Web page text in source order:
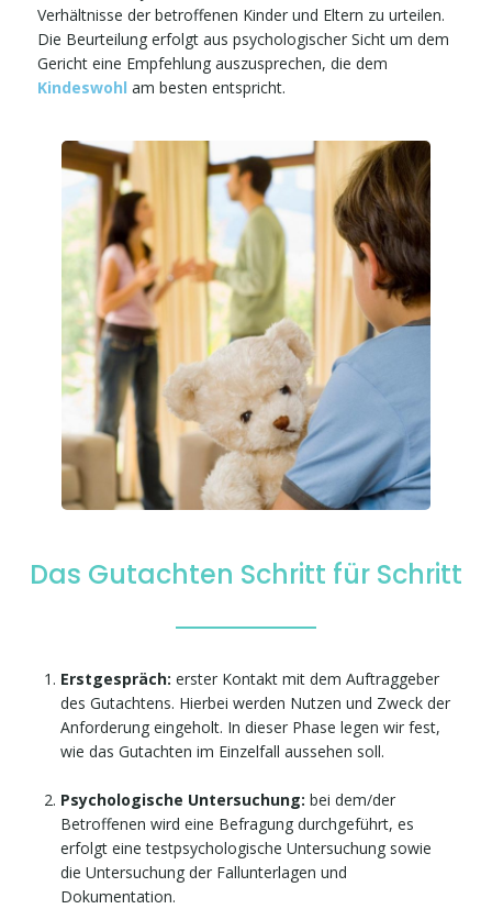
Verhältnisse der betroffenen Kinder und Eltern zu urteilen.
Die Beurteilung erfolgt aus psychologischer Sicht um dem
Gericht eine Empfehlung auszusprechen, die dem
Kindeswohl am besten entspricht.
Das Gutachten Schritt für Schritt
Erstgespräch: erster Kontakt mit dem Auftraggeber
des Gutachtens. Hierbei werden Nutzen und Zweck der
Anforderung eingeholt. In dieser Phase legen wir fest,
wie das Gutachten im Einzelfall aussehen soll.
Psychologische Untersuchung: bei dem/der
Betroffenen wird eine Befragung durchgeführt, es
erfolgt eine testpsychologische Untersuchung sowie
die Untersuchung der Fallunterlagen und
Dokumentation.